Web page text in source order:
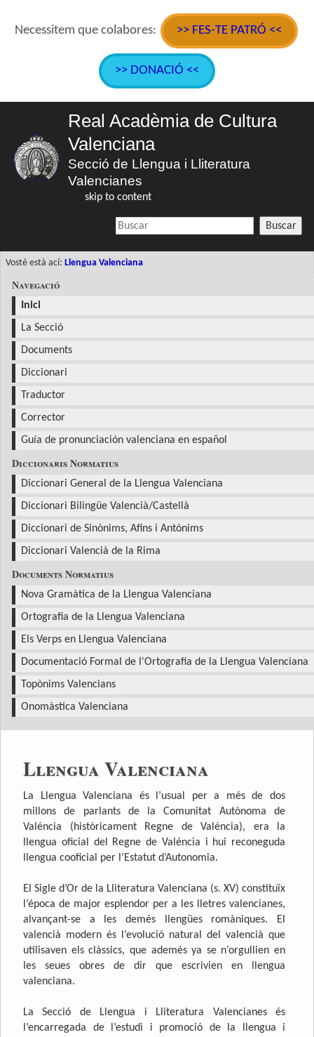
Necessitem que colabores: >> FES-TE PATRÓ <<
>> DONACIÓ <<
Real Acadèmia de Cultura
Valenciana
Secció de Llengua i Lliteratura
Valencianes
skip to content
Buscar
Vosté està ací:Llengua Valenciana
Navegació
Inici
La Secció
Documents
Diccionari
Traductor
Corrector
Guía de pronunciación valenciana en español
Diccionaris Normatius
Diccionari General de la Llengua Valenciana
Diccionari Bilingüe Valencià/Castellà
Diccionari de Sinònims, Afins i Antònims
Diccionari Valencià de la Rima
Documents Normatius
Nova Gramàtica de la Llengua Valenciana
Ortografia de la Llengua Valenciana
Els Verps en Llengua Valenciana
Documentació Formal de l'Ortografia de la Llengua Valenciana
Topònims Valencians
Onomàstica Valenciana
Llengua Valenciana
La Llengua Valenciana és l’usual per a més de dos
millons de parlants de la Comunitat Autònoma de
Valéncia (històricament Regne de Valéncia), era la
llengua oficial del Regne de Valéncia i hui reconeguda
llengua cooficial per l’Estatut d’Autonomia.
El Sigle d’Or de la Lliteratura Valenciana (s. XV) constituïx
l’época de major esplendor per a les lletres valencianes,
alvançant-se a les demés llengües romàniques. El
valencià modern és l’evolució natural del valencià que
utilisaven els clàssics, que ademés ya se n’orgullien en
les seues obres de dir que escrivien en llengua
valenciana.
La Secció de Llengua i Lliteratura Valencianes és
l’encarregada de l’estudi i promoció de la llengua i